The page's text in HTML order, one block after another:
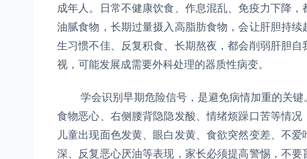
成年人。日常不健康饮食、作息混乱、免疫力下降，
油腻食物，长期过量摄入高脂肪食物，会让肝胆持
生习惯不佳、反复积食、长期熬夜，都会削弱肝胆
视，可能发展成需要外科处理的器质性病变。
学会识别早期危险信号，是避免病情加重的关键
食物恶心、右侧腰背隐隐发酸、情绪烦躁口苦等情况
儿童出现面色发黄、眼白发黄、食欲突然变差、不
深、反复恶心厌油等表现，家长必须提高警惕，不